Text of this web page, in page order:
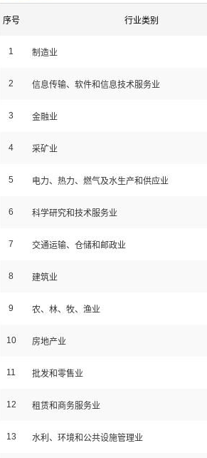
序号 行业类别
1 制造业
2 信息传输、软件和信息技术服务业
3 金融业
4 采矿业
5 电力、热力、燃气及水生产和供应业
6 科学研究和技术服务业
7 交通运输、仓储和邮政业
8 建筑业
9 农、林、牧、渔业
10 房地产业
11 批发和零售业
12 租赁和商务服务业
13 水利、环境和公共设施管理业